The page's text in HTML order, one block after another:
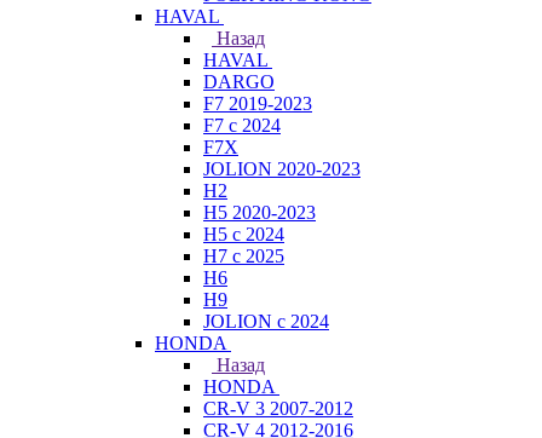
HAVAL
Назад
HAVAL
DARGO
F7 2019-2023
F7 с 2024
F7X
JOLION 2020-2023
H2
H5 2020-2023
H5 с 2024
H7 с 2025
H6
H9
JOLION с 2024
HONDA
Назад
HONDA
CR-V 3 2007-2012
CR-V 4 2012-2016